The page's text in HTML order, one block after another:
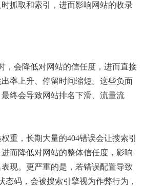
抓取和索引，进而影响网站的收录
，会降低对网站的信任度，进而直接
率上升、停留时间缩短。这些负面
终会导致网站排名下滑、流量流
重，长期大量的404错误会让搜索引
而降低对网站的整体信任度，影响
现。更严重的是，若错误配置导致
态码，会被搜索引擎视为作弊行为，